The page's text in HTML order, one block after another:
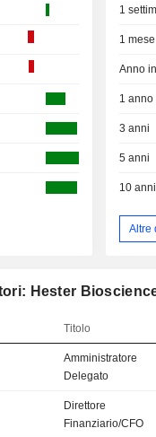
1
1 mese
Anno
1 anno
3 anni
5 anni
10 anni
Altre
Hester
Titolo
Amministratore
Delegato
Direttore
Finanziario/CFO